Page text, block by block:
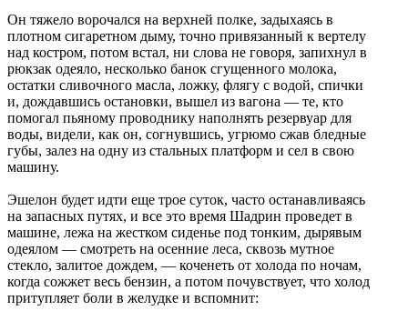
Он тяжело ворочался на верхней полке, задыхаясь в
плотном сигаретном дыму, точно привязанный к вертелу
над костром, потом встал, ни слова не говоря, запихнул в
рюкзак одеяло, несколько банок сгущенного молока,
остатки сливочного масла, ложку, флягу с водой, спички
и, дождавшись остановки, вышел из вагона — те, кто
помогал пьяному проводнику наполнять резервуар для
воды, видели, как он, согнувшись, угрюмо сжав бледные
губы, залез на одну из стальных платформ и сел в свою
машину.
Эшелон будет идти еще трое суток, часто останавливаясь
на запасных путях, и все это время Шадрин проведет в
машине, лежа на жестком сиденье под тонким, дырявым
одеялом — смотреть на осенние леса, сквозь мутное
стекло, залитое дождем, — коченеть от холода по ночам,
когда сожжет весь бензин, а потом почувствует, что холод
притупляет боли в желудке и вспомнит: